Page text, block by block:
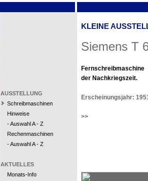
AUSSTELLUNG
Schreibmaschinen
Hinweise
- Auswahl A - Z
Rechenmaschinen
- Auswahl A - Z
AKTUELLES
Monats-Info
KLEINE
Siemens T
Fernschreibmaschine
der Nachkriegszeit.
Erscheinungsjahr:
>>